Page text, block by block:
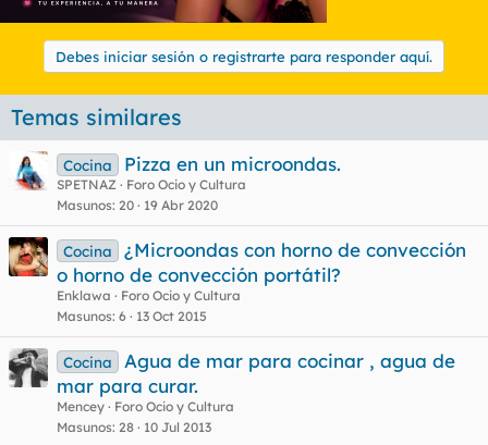
Debes iniciar sesión o registrarte para responder aquí.
Temas similares
Cocina Pizza en un microondas.
SPETNAZ
Foro Ocio y Cultura
Masunos 20 19 Abr 2020
Cocina
¿Microondas con horno de convección
o horno de convección portátil?
Enklawa
Foro Ocio y Cultura
Masunos 6 13 Oct 2015
Cocina
Agua de mar para cocinar , agua de
mar para curar.
Mencey
Foro Ocio y Cultura
Masunos 28 10 Jul 2013